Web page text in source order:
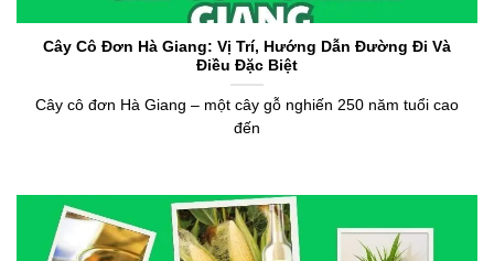
Cây Cô Đơn Hà Giang: Vị Trí, Hướng Dẫn Đường Đi Và
Điều Đặc Biệt
Cây cô đơn Hà Giang – một cây gỗ nghiến 250 năm tuổi cao
đến